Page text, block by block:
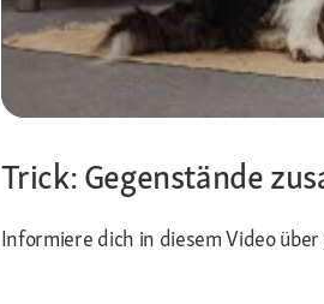
Trick: Gegenstände
Informiere dich in diesem Video